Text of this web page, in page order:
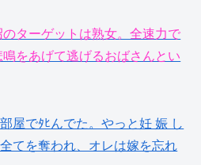
ターゲットは熟女。全速力で
をあげて逃げるおばさんとい
屋でﾀﾋんでた。やっと妊 娠 し
てを奪われ、オレは嫁を忘れ